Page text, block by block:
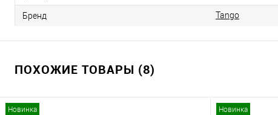
Бренд Tango
ПОХОЖИЕ ТОВАРЫ (8)
Новинка Новинка